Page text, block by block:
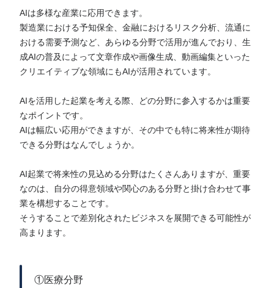
AIは多様な産業に応用できます。
製造業における予知保全、金融におけるリスク分析、流通に
おける需要予測など、あらゆる分野で活用が進んでおり、生
成AIの普及によって文章作成や画像生成、動画編集といった
クリエイティブな領域にもAIが活用されています。
AIを活用した起業を考える際、どの分野に参入するかは重要
なポイントです。
AIは幅広い応用ができますが、その中でも特に将来性が期待
できる分野はなんでしょうか。
AI起業で将来性の見込める分野はたくさんありますが、重要
なのは、自分の得意領域や関心のある分野と掛け合わせて事
業を構想することです。
そうすることで差別化されたビジネスを展開できる可能性が
高まります。
①医療分野